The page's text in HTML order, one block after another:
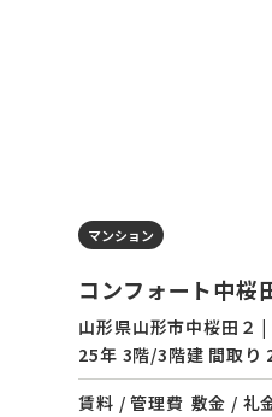
マンション
コンフォート中桜
山形県山形市中桜田２
25年 3階/3階建 間取り
賃料 / 管理費 敷金 / 礼